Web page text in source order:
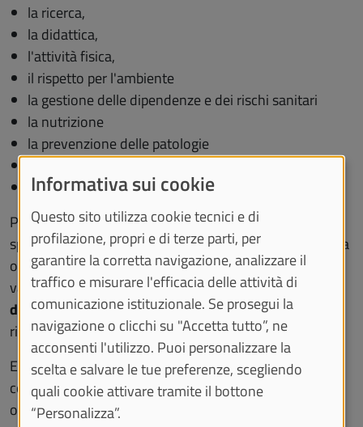
la ricerca,
la didattica,
l'attività fisica,
il rispetto per l'ambiente
la gestione delle dipendenze e dei rischi sanitari
la nutrizione
la prevenzione delle patologie
la salute mentale
le questioni di genere
Per ciascuno di essi vengono identificate delle azioni
specifiche al fine di verificare se ciascun Ateneo le abbia
o meno messe in atto. Questo processo di analisi e
validazione ha permesso unsistema di certificazione
delle attività e iniziative svolte , allo scopo di poter
rilasciare l'etichetta di "Healthy Campus FISU".
Essere parte, fin dalla fase pilota, di questa prestigiosa
cornice internazionale ha offerto a Unito un'eccellente
occasione per valutarsi e conferma la scelta di
Informativa sui cookie
Questo sito utilizza cookie tecnici e di
profilazione, propri e di terze parti, per
garantire la corretta navigazione, analizzare il
traffico e misurare l'efficacia delle attività di
comunicazione istituzionale. Se prosegui la
navigazione o clicchi su "Accetta tutto”, ne
acconsenti l'utilizzo. Puoi personalizzare la
scelta e salvare le tue preferenze, scegliendo
quali cookie attivare tramite il bottone
“Personalizza”.